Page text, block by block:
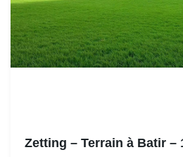
Zetting – Terrain à Batir –